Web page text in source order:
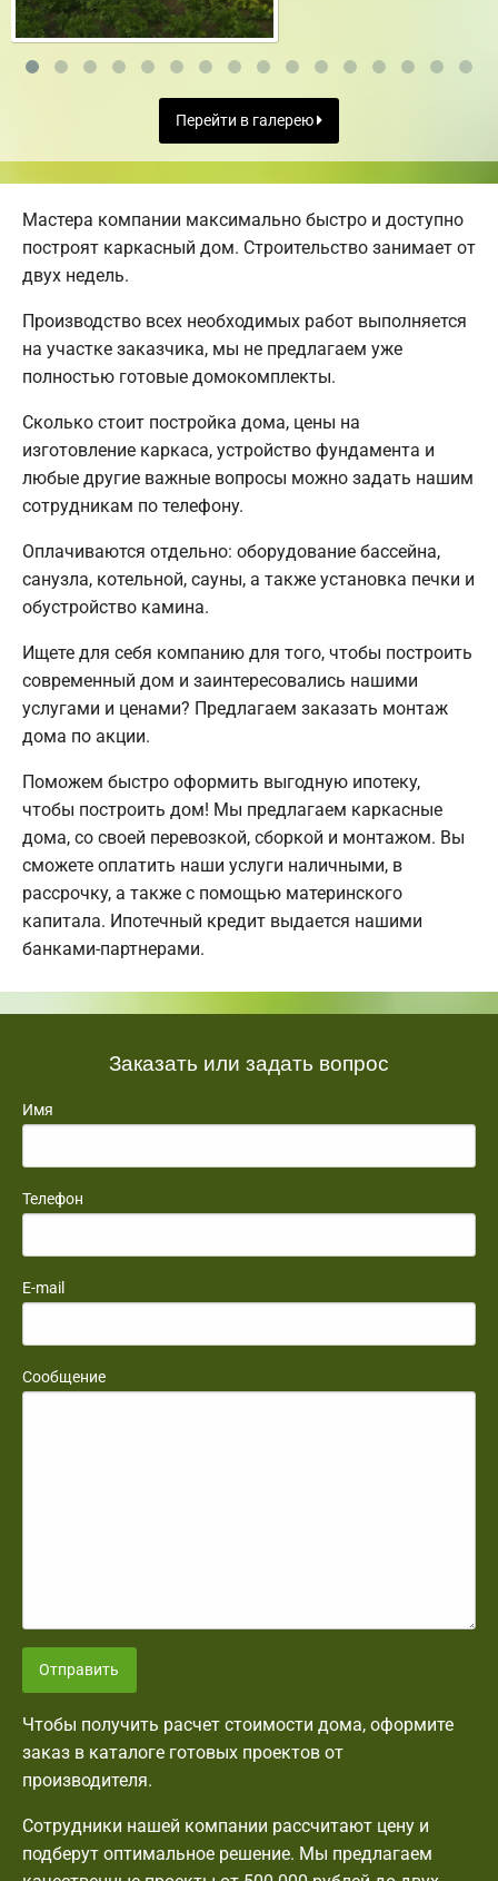
Перейти в галерею
Мастера компании максимально быстро и доступно
построят каркасный дом. Строительство занимает от
двух недель.
Производство всех необходимых работ выполняется
на участке заказчика, мы не предлагаем уже
полностью готовые домокомплекты.
Сколько стоит постройка дома, цены на
изготовление каркаса, устройство фундамента и
любые другие важные вопросы можно задать нашим
сотрудникам по телефону.
Оплачиваются отдельно: оборудование бассейна,
санузла, котельной, сауны, а также установка печки и
обустройство камина.
Ищете для себя компанию для того, чтобы построить
современный дом и заинтересовались нашими
услугами и ценами? Предлагаем заказать монтаж
дома по акции.
Поможем быстро оформить выгодную ипотеку,
чтобы построить дом! Мы предлагаем каркасные
дома, со своей перевозкой, сборкой и монтажом. Вы
сможете оплатить наши услуги наличными, в
рассрочку, а также с помощью материнского
капитала. Ипотечный кредит выдается нашими
банками-партнерами.
Заказать или задать вопрос
Имя
Телефон
E-mail
Сообщение
Отправить
Чтобы получить расчет стоимости дома, оформите
заказ в каталоге готовых проектов от
производителя.
Сотрудники нашей компании рассчитают цену и
подберут оптимальное решение. Мы предлагаем